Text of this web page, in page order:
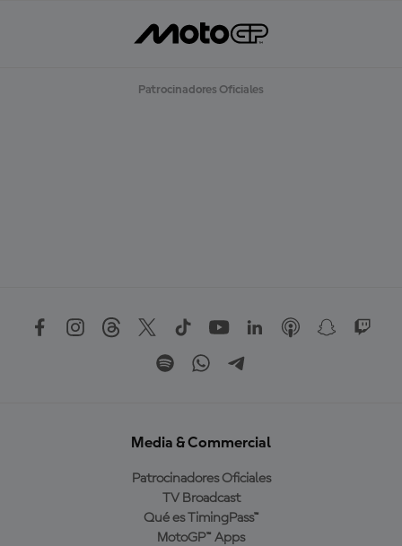
Patrocinadores Oficiales
Media & Commercial
Patrocinadores Oficiales
TV Broadcast
Qué es TimingPass™
MotoGP™ Apps